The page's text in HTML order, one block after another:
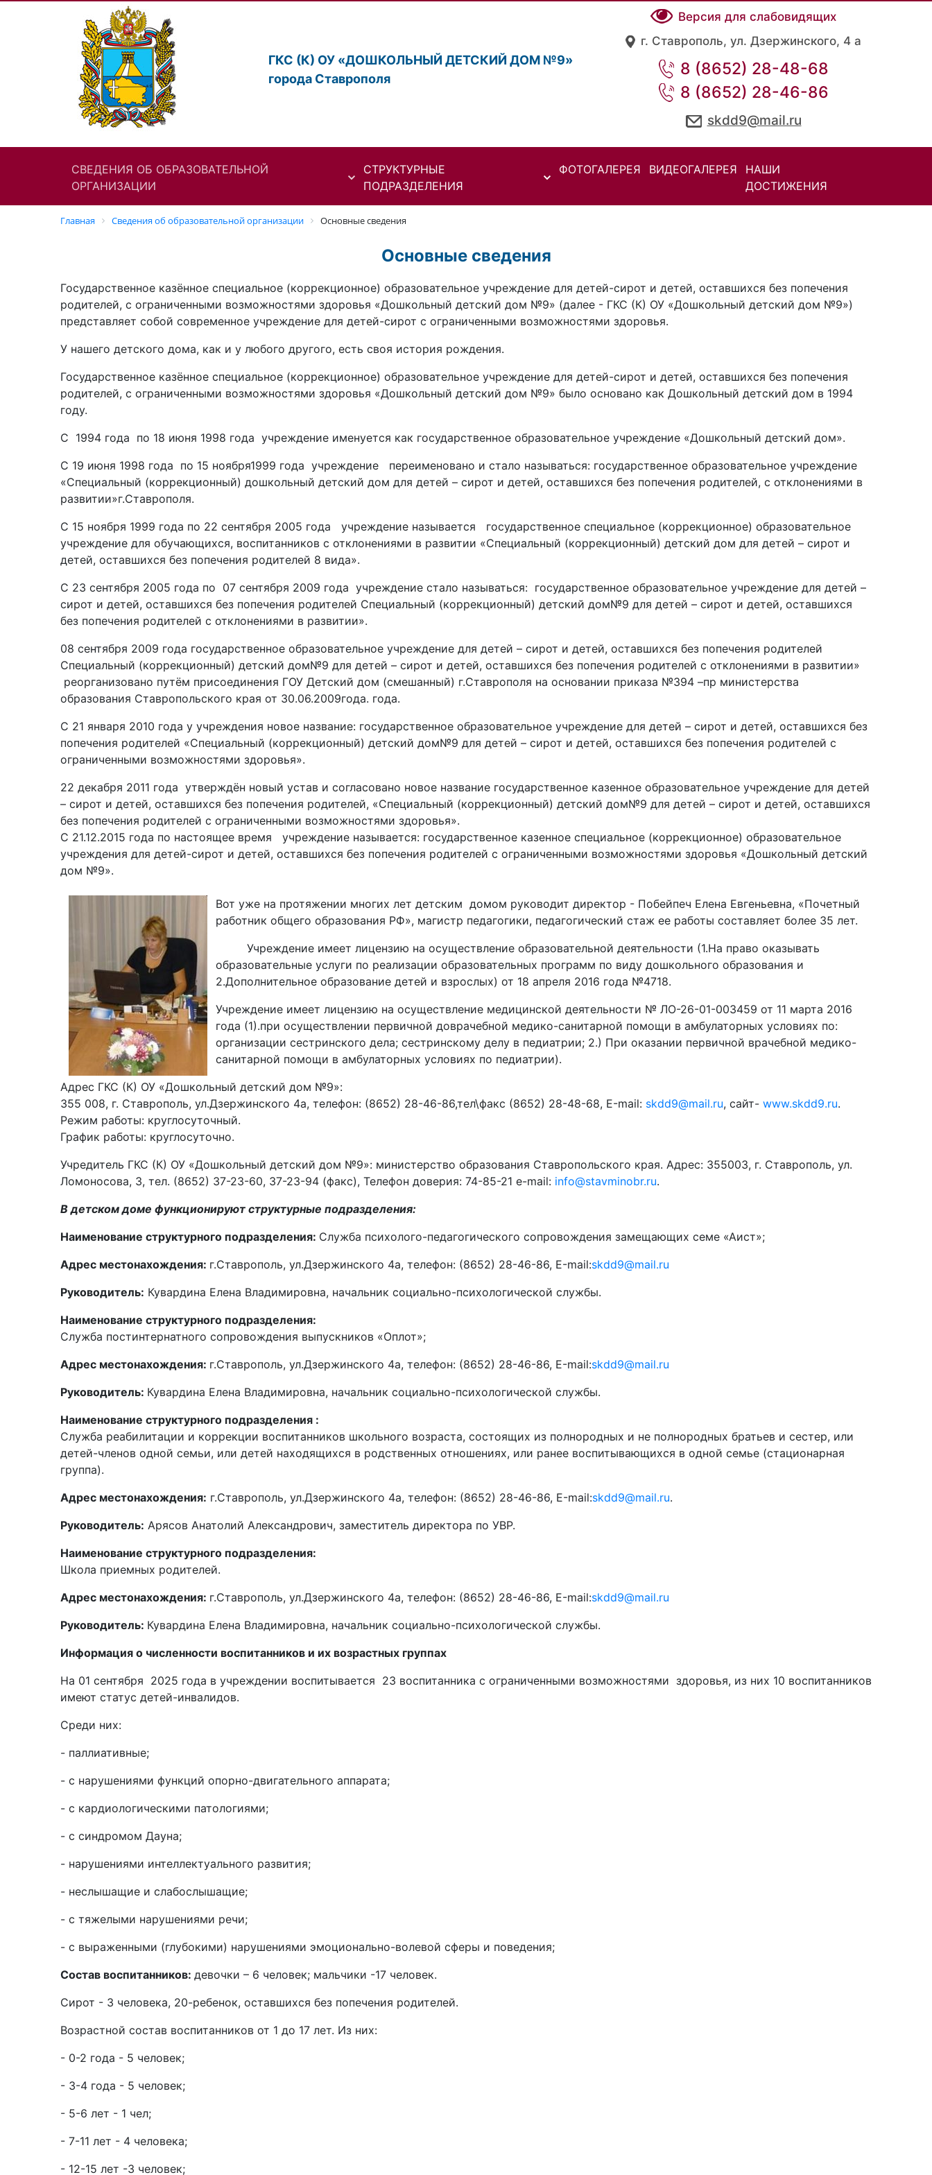
ГКС (К) ОУ «ДОШКОЛЬНЫЙ ДЕТСКИЙ ДОМ №9»
города Ставрополя
Версия для слабовидящих
г. Ставрополь, ул. Дзержинского, 4 а
8 (8652) 28-48-68
8 (8652) 28-46-86
skdd9@mail.ru
СВЕДЕНИЯ ОБ ОБРАЗОВАТЕЛЬНОЙ
ОРГАНИЗАЦИИ
СТРУКТУРНЫЕ
ПОДРАЗДЕЛЕНИЯ
ФОТОГАЛЕРЕЯ ВИДЕОГАЛЕРЕЯ
НАШИ
ДОСТИЖЕНИЯ
Главная Cведения об образовательной организации Основные сведения
Основные сведения
Государственное казённое специальное (коррекционное) образовательное учреждение для детей-сирот и детей, оставшихся без попечения
родителей, с ограниченными возможностями здоровья «Дошкольный детский дом №9» (далее - ГКС (К) ОУ «Дошкольный детский дом №9»)
представляет собой современное учреждение для детей-сирот с ограниченными возможностями здоровья.
У нашего детского дома, как и у любого другого, есть своя история рождения.
Государственное казённое специальное (коррекционное) образовательное учреждение для детей-сирот и детей, оставшихся без попечения
родителей, с ограниченными возможностями здоровья «Дошкольный детский дом №9» было основано как Дошкольный детский дом в 1994
году.
С 1994 года по 18 июня 1998 года учреждение именуется как государственное образовательное учреждение «Дошкольный детский дом».
С 19 июня 1998 года по 15 ноября1999 года учреждение переименовано и стало называться: государственное образовательное учреждение
«Специальный (коррекционный) дошкольный детский дом для детей – сирот и детей, оставшихся без попечения родителей, с отклонениями в
развитии»г.Ставрополя.
С 15 ноября 1999 года по 22 сентября 2005 года учреждение называется государственное специальное (коррекционное) образовательное
учреждение для обучающихся, воспитанников с отклонениями в развитии «Специальный (коррекционный) детский дом для детей – сирот и
детей, оставшихся без попечения родителей 8 вида».
С 23 сентября 2005 года по 07 сентября 2009 года учреждение стало называться: государственное образовательное учреждение для детей –
сирот и детей, оставшихся без попечения родителей Специальный (коррекционный) детский дом№9 для детей – сирот и детей, оставшихся
без попечения родителей с отклонениями в развитии».
08 сентября 2009 года государственное образовательное учреждение для детей – сирот и детей, оставшихся без попечения родителей
Специальный (коррекционный) детский дом№9 для детей – сирот и детей, оставшихся без попечения родителей с отклонениями в развитии»
реорганизовано путём присоединения ГОУ Детский дом (смешанный) г.Ставрополя на основании приказа №394 –пр министерства
образования Ставропольского края от 30.06.2009года. года.
С 21 января 2010 года у учреждения новое название: государственное образовательное учреждение для детей – сирот и детей, оставшихся без
попечения родителей «Специальный (коррекционный) детский дом№9 для детей – сирот и детей, оставшихся без попечения родителей с
ограниченными возможностями здоровья».
22 декабря 2011 года утверждён новый устав и согласовано новое название государственное казенное образовательное учреждение для детей
– сирот и детей, оставшихся без попечения родителей, «Специальный (коррекционный) детский дом№9 для детей – сирот и детей, оставшихся
без попечения родителей с ограниченными возможностями здоровья».
С 21.12.2015 года по настоящее время учреждение называется: государственное казенное специальное (коррекционное) образовательное
учреждения для детей-сирот и детей, оставшихся без попечения родителей с ограниченными возможностями здоровья «Дошкольный детский
дом №9».
Вот уже на протяжении многих лет детским домом руководит директор - Побейпеч Елена Евгеньевна, «Почетный
работник общего образования РФ», магистр педагогики, педагогический стаж ее работы составляет более 35 лет.
Учреждение имеет лицензию на осуществление образовательной деятельности (1.На право оказывать
образовательные услуги по реализации образовательных программ по виду дошкольного образования и
2.Дополнительное образование детей и взрослых) от 18 апреля 2016 года №4718.
Учреждение имеет лицензию на осуществление медицинской деятельности № ЛО-26-01-003459 от 11 марта 2016
года (1).при осуществлении первичной доврачебной медико-санитарной помощи в амбулаторных условиях по:
организации сестринского дела; сестринскому делу в педиатрии; 2.) При оказании первичной врачебной медико-
санитарной помощи в амбулаторных условиях по педиатрии).
Адрес ГКС (К) ОУ «Дошкольный детский дом №9»:
355 008, г. Ставрополь, ул.Дзержинского 4а, телефон: (8652) 28-46-86,тел\факс (8652) 28-48-68, Е-mail: skdd9@mail.ru, сайт- www.skdd9.ru.
Режим работы: круглосуточный.
График работы: круглосуточно.
Учредитель ГКС (К) ОУ «Дошкольный детский дом №9»: министерство образования Ставропольского края. Адрес: 355003, г. Ставрополь, ул.
Ломоносова, 3, тел. (8652) 37-23-60, 37-23-94 (факс), Телефон доверия: 74-85-21 e-mail: info@stavminobr.ru.
В детском доме функционируют структурные подразделения:
Наименование структурного подразделения: Служба психолого-педагогического сопровождения замещающих семе «Аист»;
Адрес местонахождения: г.Ставрополь, ул.Дзержинского 4а, телефон: (8652) 28-46-86, Е-mail:skdd9@mail.ru
Руководитель: Кувардина Елена Владимировна, начальник социально-психологической службы.
Наименование структурного подразделения:
Служба постинтернатного сопровождения выпускников «Оплот»;
Адрес местонахождения: г.Ставрополь, ул.Дзержинского 4а, телефон: (8652) 28-46-86, Е-mail:skdd9@mail.ru
Руководитель: Кувардина Елена Владимировна, начальник социально-психологической службы.
Наименование структурного подразделения :
Служба реабилитации и коррекции воспитанников школьного возраста, состоящих из полнородных и не полнородных братьев и сестер, или
детей-членов одной семьи, или детей находящихся в родственных отношениях, или ранее воспитывающихся в одной семье (стационарная
группа).
Адрес местонахождения: г.Ставрополь, ул.Дзержинского 4а, телефон: (8652) 28-46-86, Е-mail:skdd9@mail.ru.
Руководитель: Арясов Анатолий Александрович, заместитель директора по УВР.
Наименование структурного подразделения:
Школа приемных родителей.
Адрес местонахождения: г.Ставрополь, ул.Дзержинского 4а, телефон: (8652) 28-46-86, Е-mail:skdd9@mail.ru
Руководитель: Кувардина Елена Владимировна, начальник социально-психологической службы.
Информация о численности воспитанников и их возрастных группах
На 01 сентября 2025 года в учреждении воспитывается 23 воспитанника с ограниченными возможностями здоровья, из них 10 воспитанников
имеют статус детей-инвалидов.
Среди них:
- паллиативные;
- с нарушениями функций опорно-двигательного аппарата;
- с кардиологическими патологиями;
- с синдромом Дауна;
- нарушениями интеллектуального развития;
- неслышащие и слабослышащие;
- с тяжелыми нарушениями речи;
- с выраженными (глубокими) нарушениями эмоционально-волевой сферы и поведения;
Состав воспитанников: девочки – 6 человек; мальчики -17 человек.
Сирот - 3 человека, 20-ребенок, оставшихся без попечения родителей.
Возрастной состав воспитанников от 1 до 17 лет. Из них:
- 0-2 года - 5 человек;
- 3-4 года - 5 человек;
- 5-6 лет - 1 чел;
- 7-11 лет - 4 человека;
- 12-15 лет -3 человек;